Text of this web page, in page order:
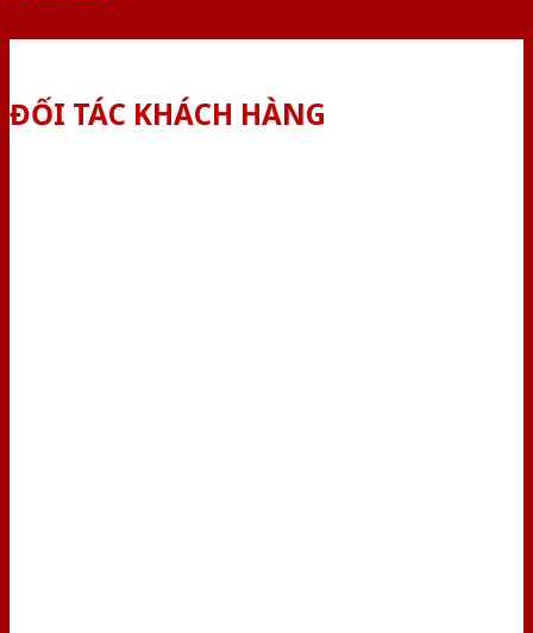
ĐỐI TÁC KHÁCH HÀNG